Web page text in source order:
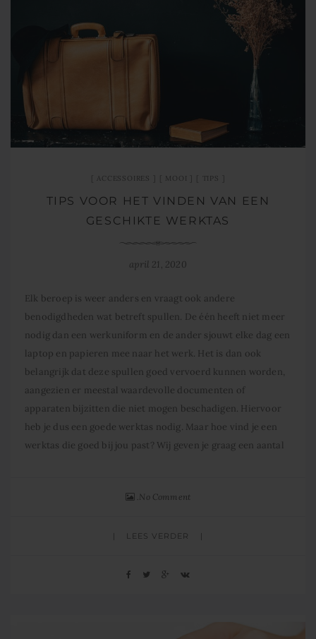
ACCESSOIRES MOOI TIPS
TIPS VOOR HET VINDEN VAN EEN
GESCHIKTE WERKTAS
april 21, 2020
Elk beroep is weer anders en vraagt ook andere
benodigdheden wat betreft spullen. De één heeft niet meer
nodig dan een werkuniform en de ander sjouwt elke dag een
laptop en papieren mee naar het werk. Het is dan ook
belangrijk dat deze spullen goed vervoerd kunnen worden,
aangezien er meestal waardevolle documenten of
apparaten bijzitten die niet mogen beschadigen. Hiervoor
heb je dus een goede werktas nodig. Maar hoe vind je een
werktas die goed bij jou past? Wij geven je graag een aantal
No Comment
LEES VERDER